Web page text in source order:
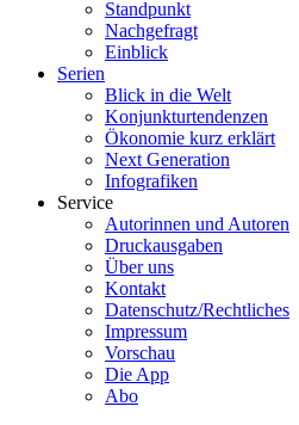
Standpunkt
Nachgefragt
Einblick
Serien
Blick in die Welt
Konjunkturtendenzen
Ökonomie kurz erklärt
Next Generation
Infografiken
Service
Autorinnen und Autoren
Druckausgaben
Über uns
Kontakt
Datenschutz/Rechtliches
Impressum
Vorschau
Die App
Abo